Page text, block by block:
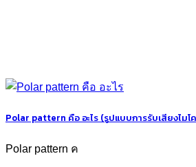
Polar pattern คือ อะไร (รูปแบบการรับเสียงไมโ
Polar pattern ค